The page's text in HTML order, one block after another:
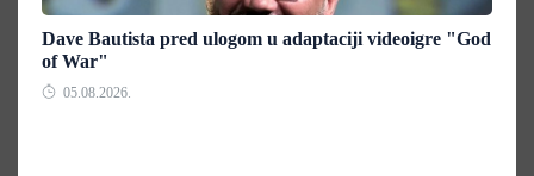
Dave Bautista pred ulogom u adaptaciji videoigre "God
of War"
05.08.2026.